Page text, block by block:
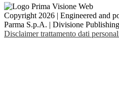
Copyright 2026 | Engineered and
Parma S.p.A. | Divisione
Disclaimer trattamento dati